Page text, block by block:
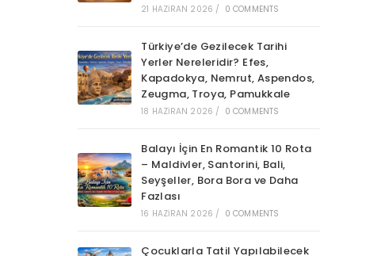
21 HAZIRAN 2026 / 0 COMMENTS
Türkiye’de Gezilecek Tarihi
Yerler Nereleridir? Efes,
Kapadokya, Nemrut, Aspendos,
Zeugma, Troya, Pamukkale
18 HAZIRAN 2026 / 0 COMMENTS
Balayı İçin En Romantik 10 Rota
– Maldivler, Santorini, Bali,
Seyşeller, Bora Bora ve Daha
Fazlası
16 HAZIRAN 2026 / 0 COMMENTS
Çocuklarla Tatil Yapılabilecek